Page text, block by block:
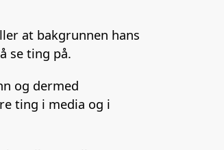
at bakgrunnen hans
se ting på.
og dermed
ting i media og i